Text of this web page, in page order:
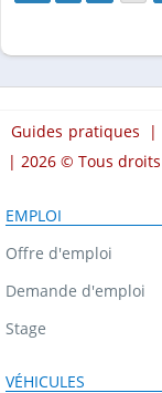
Guides pratiques |
| 2026 © Tous
EMPLOI
Offre d'emploi
Demande d'emploi
Stage
VÉHICULES